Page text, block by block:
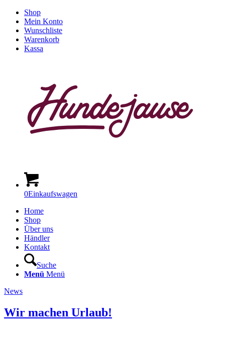
Shop
Mein Konto
Wunschliste
Warenkorb
Kassa
0Einkaufswagen
Home
Shop
Über uns
Händler
Kontakt
Suche
Menü Menü
News
Wir machen Urlaub!